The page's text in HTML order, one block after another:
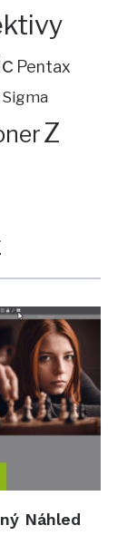
Pentax
Sigma
Z
Náhled